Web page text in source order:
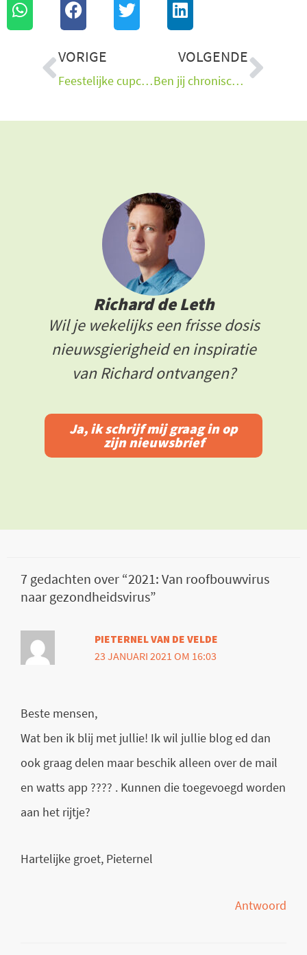
Vorige
VORIGE
Feestelijke cupcakes
VOLGENDE
Ben jij chronisch vermoeid? Dan moet je dit weten over voeding.
Richard de Leth
Wil je wekelijks een frisse dosis
nieuwsgierigheid en inspiratie
van Richard ontvangen?
Ja, ik schrijf mij graag in op
zijn nieuwsbrief
7 gedachten over “2021: Van roofbouwvirus
naar gezondheidsvirus”
PIETERNEL VAN DE VELDE
23 JANUARI 2021 OM 16:03
Beste mensen,
Wat ben ik blij met jullie! Ik wil jullie blog ed dan
ook graag delen maar beschik alleen over de mail
en watts app ???? . Kunnen die toegevoegd worden
aan het rijtje?
Hartelijke groet, Pieternel
Antwoord